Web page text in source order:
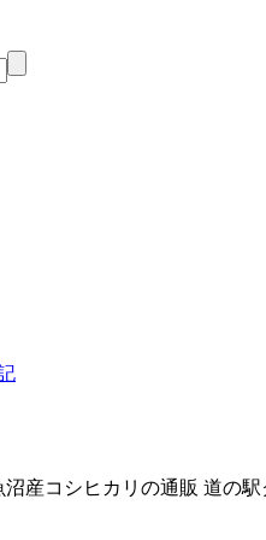
産コシヒカリの通販 道の